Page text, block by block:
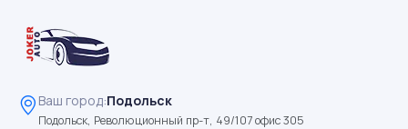
Ваш город:Подольск
Подольск, Революционный пр-т, 49/107 офис 305